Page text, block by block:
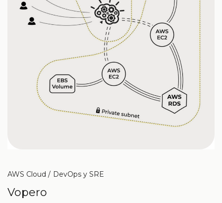
AWS Cloud DevOps y SRE
Vopero